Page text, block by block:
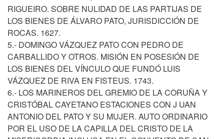
RIGUEIRO. SOBRE NULIDAD DE LAS PARTIJAS DE
LOS BIENES DE ÁLVARO PATO, JURISDICCIÓN DE
ROCAS. 1627.
5.- DOMINGO VÁZQUEZ PATO CON PEDRO DE
CARBALLIDO Y OTROS. MISIÓN EN POSESIÓN DE
LOS BIENES DEL VÍNCULO QUE FUNDÓ LUIS
VÁZQUEZ DE RIVA EN FISTEUS. 1743.
6.- LOS MARINEROS DEL GREMIO DE LA CORUÑA Y
CRISTÓBAL CAYETANO ESTACIONES CON J UAN
ANTONIO DEL PATO Y SU MUJER. AUTO ORDINARIO
POR EL USO DE LA CAPILLA DEL CRISTO DE LA